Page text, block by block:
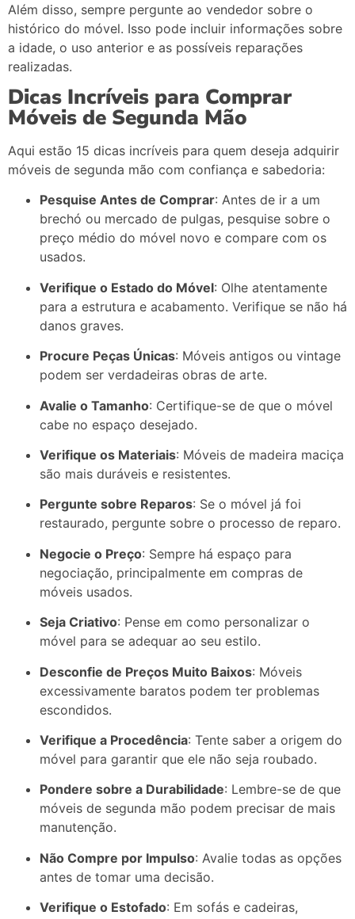
Além disso, sempre pergunte ao vendedor sobre o
histórico do móvel. Isso pode incluir informações sobre
a idade, o uso anterior e as possíveis reparações
realizadas.
Dicas Incríveis para Comprar
Móveis de Segunda Mão
Aqui estão 15 dicas incríveis para quem deseja adquirir
móveis de segunda mão com confiança e sabedoria:
Pesquise Antes de Comprar: Antes de ir a um
brechó ou mercado de pulgas, pesquise sobre o
preço médio do móvel novo e compare com os
usados.
Verifique o Estado do Móvel: Olhe atentamente
para a estrutura e acabamento. Verifique se não há
danos graves.
Procure Peças Únicas: Móveis antigos ou vintage
podem ser verdadeiras obras de arte.
Avalie o Tamanho: Certifique-se de que o móvel
cabe no espaço desejado.
Verifique os Materiais: Móveis de madeira maciça
são mais duráveis e resistentes.
Pergunte sobre Reparos: Se o móvel já foi
restaurado, pergunte sobre o processo de reparo.
Negocie o Preço: Sempre há espaço para
negociação, principalmente em compras de
móveis usados.
Seja Criativo: Pense em como personalizar o
móvel para se adequar ao seu estilo.
Desconfie de Preços Muito Baixos: Móveis
excessivamente baratos podem ter problemas
escondidos.
Verifique a Procedência: Tente saber a origem do
móvel para garantir que ele não seja roubado.
Pondere sobre a Durabilidade: Lembre-se de que
móveis de segunda mão podem precisar de mais
manutenção.
Não Compre por Impulso: Avalie todas as opções
antes de tomar uma decisão.
Verifique o Estofado: Em sofás e cadeiras,